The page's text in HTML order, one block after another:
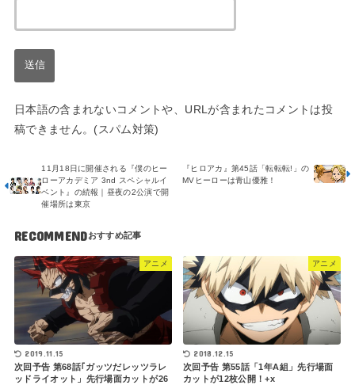
日本語の含まれないコメントや、URLが含まれたコメントは投
稿できません。(スパム対策)
『ヒロアカ』第45話「転転転!」の
MVヒーローは青山優雅！
11月18日に開催される『僕のヒー
ローアカデミア 3nd スペシャルイ
ベント』の続報｜昼夜の2公演で開
催場所は東京
RECOMMEND
アニメ
2019.11.15
次回予告 第68話｢ガッツだレッツラレ
ッドライオット」先行場面カットが26
アニメ
2018.12.15
次回予告 第55話「1年A組」先行場面
カットが12枚公開！+x